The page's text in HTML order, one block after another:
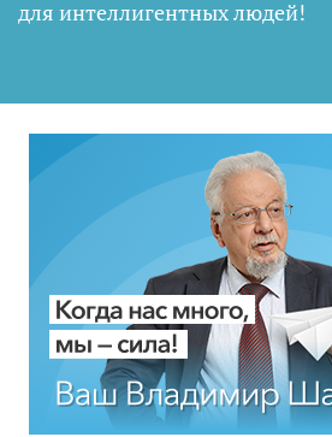
для интеллигентных людей!